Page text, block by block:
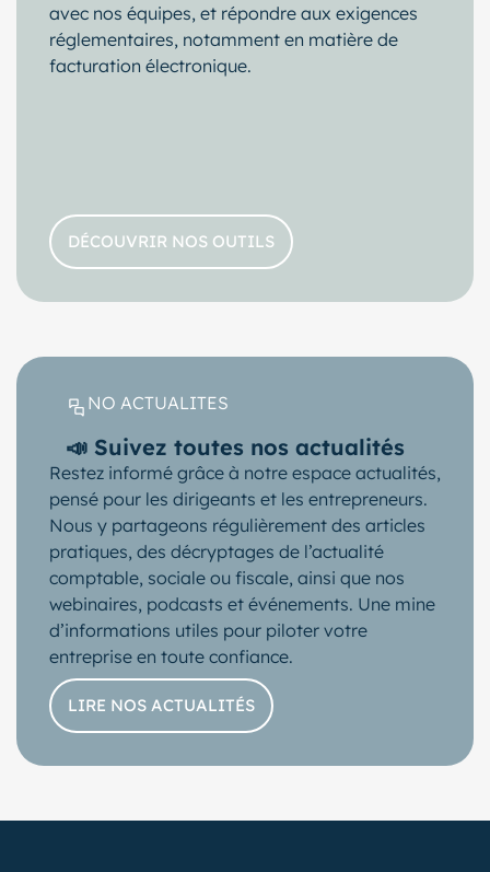
avec nos équipes, et répondre aux exigences
réglementaires, notamment en matière de
facturation électronique.
DÉCOUVRIR NOS OUTILS
NO ACTUALITES
📣 Suivez toutes nos actualités
Restez informé grâce à notre espace actualités,
pensé pour les dirigeants et les entrepreneurs.
Nous y partageons régulièrement des articles
pratiques, des décryptages de l’actualité
comptable, sociale ou fiscale, ainsi que nos
webinaires, podcasts et événements. Une mine
d’informations utiles pour piloter votre
entreprise en toute confiance.
LIRE NOS ACTUALITÉS